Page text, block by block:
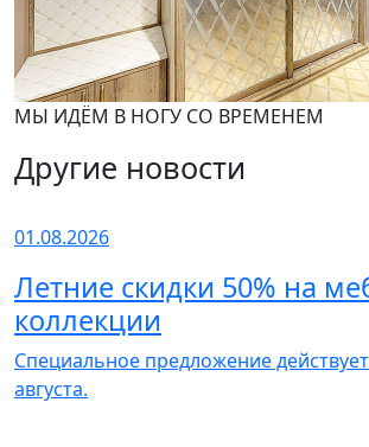
МЫ ИДЁМ В НОГУ СО ВРЕМЕНЕМ
Другие новости
01.08.2026
Летние скидки 50% на
коллекции
Специальное предложение
августа.